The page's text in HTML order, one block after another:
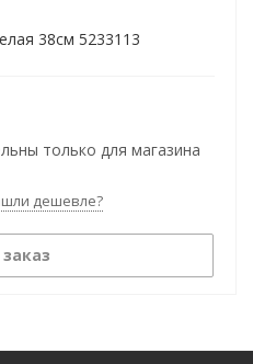
38см 5233113
только для магазина
дешевле?